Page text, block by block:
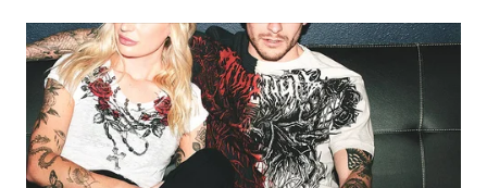
ID
WAHANANEWS
CO ID
WAHANANEWS